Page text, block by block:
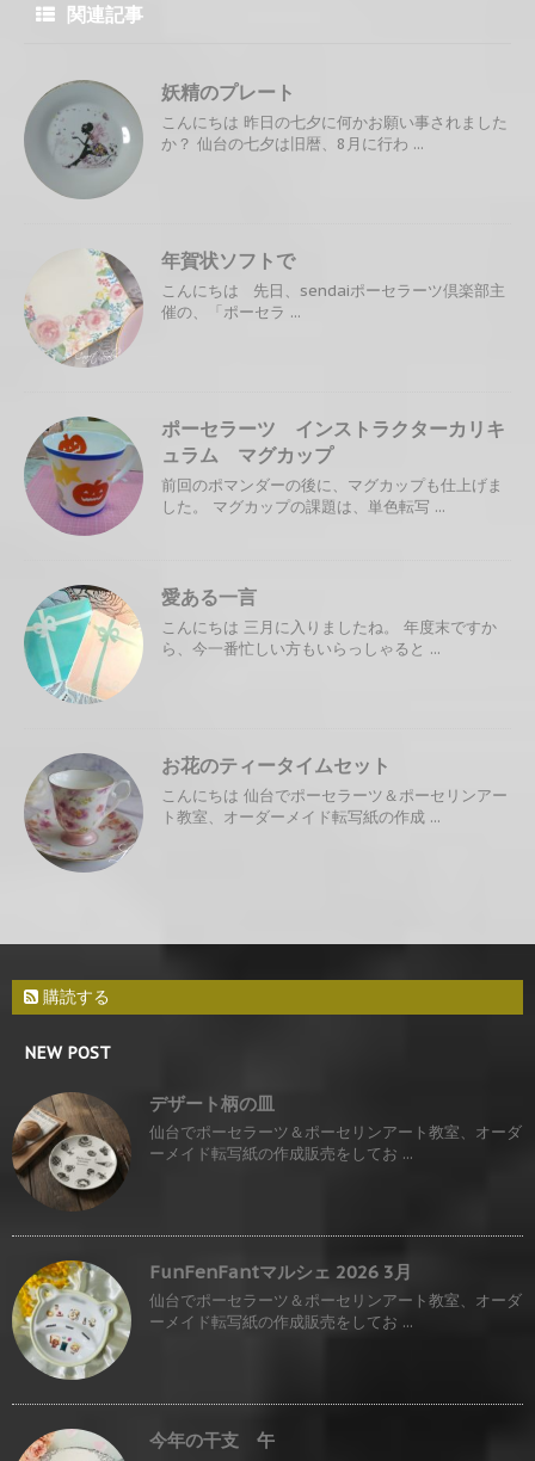
関連記事
妖精のプレート
こんにちは 昨日の七夕に何かお願い事されました
か？ 仙台の七夕は旧暦、8月に行わ ...
年賀状ソフトで
こんにちは 先日、sendaiポーセラーツ倶楽部主
催の、「ポーセラ ...
ポーセラーツ インストラクターカリキ
ュラム マグカップ
前回のポマンダーの後に、マグカップも仕上げま
した。 マグカップの課題は、単色転写 ...
愛ある一言
こんにちは 三月に入りましたね。 年度末ですか
ら、今一番忙しい方もいらっしゃると ...
お花のティータイムセット
こんにちは 仙台でポーセラーツ＆ポーセリンアー
ト教室、オーダーメイド転写紙の作成 ...
購読する
NEW POST
デザート柄の皿
仙台でポーセラーツ＆ポーセリンアート教室、オーダ
ーメイド転写紙の作成販売をしてお ...
FunFenFantマルシェ 2026 3月
仙台でポーセラーツ＆ポーセリンアート教室、オーダ
ーメイド転写紙の作成販売をしてお ...
今年の干支 午